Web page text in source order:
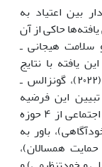
بین اعتیاد به
حاکی از آن
سلامت هیجانی ـ
یافته با نتایج
پژوهش‌های نگهداری و صیف (۱۴۰۱)، فیلیز (۲۰۲۲)، گونزالس ـ
در تبیین این فرضیه
می‌توان چنین مطرح کرد که سلامت هیجانی ـ اجتماعی از ۴ حوزه
باور به
همسالان)،